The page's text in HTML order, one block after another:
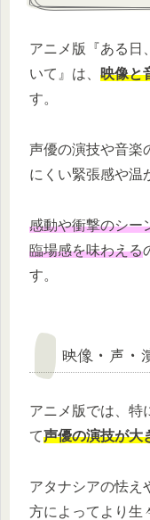
アニメ版『ある日
いて』は、 映像と
す。
声優の演技や音楽
にくい緊張感や温
感動や衝撃のシー
臨場感を味わえる
す。
映像・声・
アニメ版では、特
て声優の演技が大
アタナシアの怯え
方によってより生